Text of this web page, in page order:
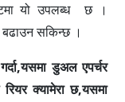
यो उपलब्ध छ ।
सकिन्छ ।
डुअल एपर्चर
क्यामेरा छ,यसमा